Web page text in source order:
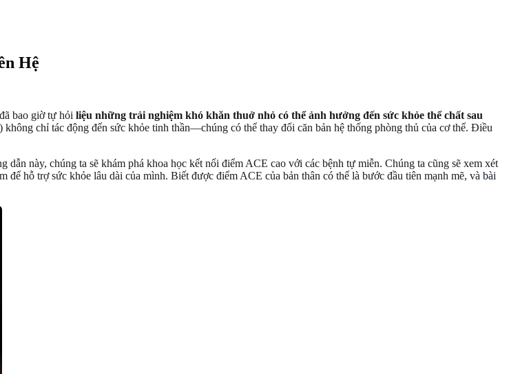
Hệ
bao giờ tự hỏi liệu những trải nghiệm khó khăn thuở nhỏ có thể ảnh hưởng đến sức khỏe thể chất sau
chỉ tác động đến sức khỏe tinh thần—chúng có thể thay đổi căn bản hệ thống phòng thủ của cơ thể. Điều
này, chúng ta sẽ khám phá khoa học kết nối điểm ACE cao với các bệnh tự miễn. Chúng ta cũng sẽ xem xét
hỗ trợ sức khỏe lâu dài của mình. Biết được điểm ACE của bản thân có thể là bước đầu tiên mạnh mẽ, và bài